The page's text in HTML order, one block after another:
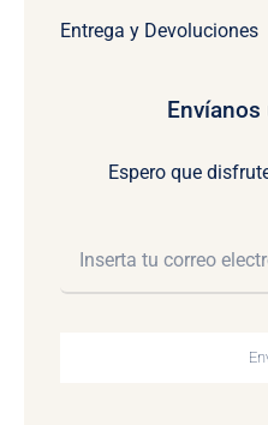
Entrega y Devoluciones
Espero que